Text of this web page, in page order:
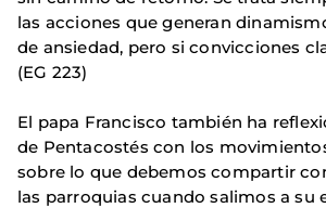
las acciones que generan
de ansiedad, pero si convicciones
(EG 223)
El papa Francisco también ha
de Pentacostés con los
sobre lo que debemos compartir
las parroquias cuando salimos a su